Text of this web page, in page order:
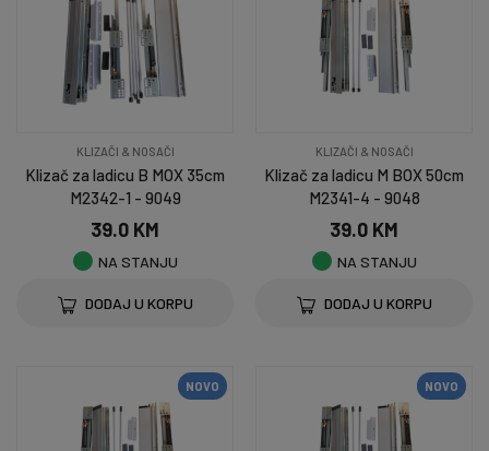
KLIZAČI & NOSAČI
Klizač za ladicu B MOX 35cm
M2342-1 - 9049
39.0 KM
NA STANJU
DODAJ U KORPU
KLIZAČI & NOSAČI
Klizač za ladicu M BOX 50cm
M2341-4 - 9048
39.0 KM
NA STANJU
DODAJ U KORPU
NOVO NOVO